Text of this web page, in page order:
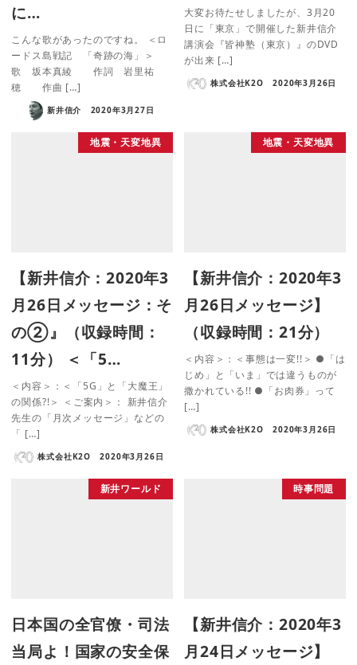
に…
こんな歌があったのですね。 ＜ロ
ードス島戦記 「奇跡の海」＞
歌 坂本真綾 作詞 岩里祐
穂 作曲 […]
新井信介 2020年3月27日
大変お待たせしましたが、3月20
日に「東京」で開催した新井信介
講演会『皆神塾（東京）』のDVD
が出来 […]
株式会社K2O 2020年3月26日
地震・天変地異
【新井信介：2020年3
月26日メッセージ：そ
の②』（収録時間：
11分） ＜「5…
＜内容＞：＜「5G」と「大魔王」
の関係?!＞ ＜ご案内＞： 新井信介
先生の「月次メッセージ」などの
「 […]
株式会社K2O 2020年3月26日
地震・天変地異
【新井信介：2020年3
月26日メッセージ】
（収録時間：21分）
＜内容＞：＜事態は一変!!＞ ●「は
じめ」と「いま」では違うものが
撒かれている!! ●「お肉券」って
[…]
株式会社K2O 2020年3月26日
新井ワールド
日本国の全官僚・司法
当局よ！国家の安全保
時事問題
【新井信介：2020年3
月24日メッセージ】